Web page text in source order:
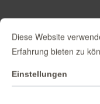
Diese Website
Erfahrung bieten zu
Einstellungen